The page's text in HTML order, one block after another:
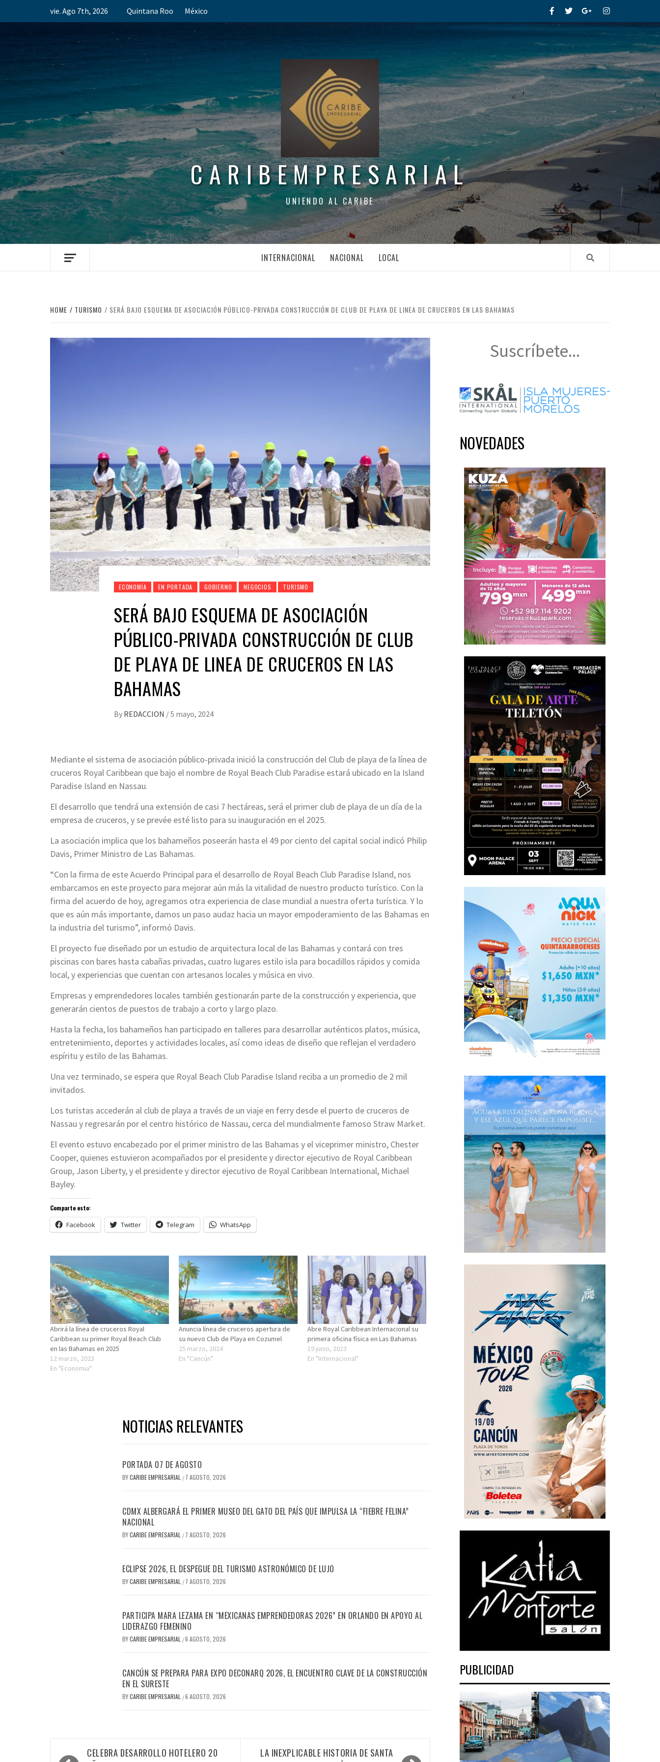
vie. Ago 7th, 2026 Quintana Roo México FacebookTwitterGoogle+Instagram
CARIBEMPRESARIAL
UNIENDO AL CARIBE
INTERNACIONAL NACIONAL LOCAL
HOME TURISMO SERÁ BAJO ESQUEMA DE ASOCIACIÓN PÚBLICO-PRIVADA CONSTRUCCIÓN DE CLUB DE PLAYA DE LINEA DE CRUCEROS EN LAS BAHAMAS
ECONOMÍA EN PORTADA GOBIERNO NEGOCIOS TURISMO
SERÁ BAJO ESQUEMA DE ASOCIACIÓN
PÚBLICO-PRIVADA CONSTRUCCIÓN DE CLUB
DE PLAYA DE LINEA DE CRUCEROS EN LAS
BAHAMAS
By REDACCION /5 mayo, 2024
Mediante el sistema de asociación público-privada inició la construcción del Club de playa de la línea de
cruceros Royal Caribbean que bajo el nombre de Royal Beach Club Paradise estará ubicado en la Island
Paradise Island en Nassau.
El desarrollo que tendrá una extensión de casi 7 hectáreas, será el primer club de playa de un día de la
empresa de cruceros, y se prevée esté listo para su inauguración en el 2025.
La asociación implica que los bahameños poseerán hasta el 49 por ciento del capital social indicó Philip
Davis, Primer Ministro de Las Bahamas.
“Con la firma de este Acuerdo Principal para el desarrollo de Royal Beach Club Paradise Island, nos
embarcamos en este proyecto para mejorar aún más la vitalidad de nuestro producto turístico. Con la
firma del acuerdo de hoy, agregamos otra experiencia de clase mundial a nuestra oferta turística. Y lo
que es aún más importante, damos un paso audaz hacia un mayor empoderamiento de las Bahamas en
la industria del turismo”, informó Davis.
El proyecto fue diseñado por un estudio de arquitectura local de las Bahamas y contará con tres
piscinas con bares hasta cabañas privadas, cuatro lugares estilo isla para bocadillos rápidos y comida
local, y experiencias que cuentan con artesanos locales y música en vivo.
Empresas y emprendedores locales también gestionarán parte de la construcción y experiencia, que
generarán cientos de puestos de trabajo a corto y largo plazo.
Hasta la fecha, los bahameños han participado en talleres para desarrollar auténticos platos, música,
entretenimiento, deportes y actividades locales, así como ideas de diseño que reflejan el verdadero
espíritu y estilo de las Bahamas.
Una vez terminado, se espera que Royal Beach Club Paradise Island reciba a un promedio de 2 mil
invitados.
Los turistas accederán al club de playa a través de un viaje en ferry desde el puerto de cruceros de
Nassau y regresarán por el centro histórico de Nassau, cerca del mundialmente famoso Straw Market.
El evento estuvo encabezado por el primer ministro de las Bahamas y el viceprimer ministro, Chester
Cooper, quienes estuvieron acompañados por el presidente y director ejecutivo de Royal Caribbean
Group, Jason Liberty, y el presidente y director ejecutivo de Royal Caribbean International, Michael
Bayley.
Comparte esto:
Facebook Twitter Telegram WhatsApp
Abrirá la línea de cruceros Royal
Caribbean su primer Royal Beach Club
en las Bahamas en 2025
12 marzo, 2023
En "Economia"
Anuncia línea de cruceros apertura de
su nuevo Club de Playa en Cozumel
25 marzo, 2024
En "Cancún"
Abre Royal Caribbean Internacional su
primera oficina física en Las Bahamas
19 junio, 2023
En "Internacional"
NOTICIAS RELEVANTES
PORTADA 07 DE AGOSTO
BYCARIBE EMPRESARIAL / 7 AGOSTO, 2026
CDMX ALBERGARÁ EL PRIMER MUSEO DEL GATO DEL PAÍS QUE IMPULSA LA “FIEBRE FELINA”
NACIONAL
BYCARIBE EMPRESARIAL / 7 AGOSTO, 2026
ECLIPSE 2026, EL DESPEGUE DEL TURISMO ASTRONÓMICO DE LUJO
BYCARIBE EMPRESARIAL / 7 AGOSTO, 2026
PARTICIPA MARA LEZAMA EN “MEXICANAS EMPRENDEDORAS 2026” EN ORLANDO EN APOYO AL
LIDERAZGO FEMENINO
BYCARIBE EMPRESARIAL /6 AGOSTO, 2026
CANCÚN SE PREPARA PARA EXPO DECONARQ 2026, EL ENCUENTRO CLAVE DE LA CONSTRUCCIÓN
EN EL SURESTE
BYCARIBE EMPRESARIAL /6 AGOSTO, 2026
Navegación
CELEBRA DESARROLLO HOTELERO 20
LA INEXPLICABLE HISTORIA DE SANTA
Suscríbete...
NOVEDADES
PUBLICIDAD